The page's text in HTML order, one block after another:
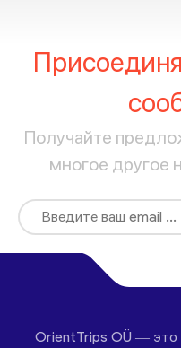
Получайте
многое другое
OrientTrips OÜ — это